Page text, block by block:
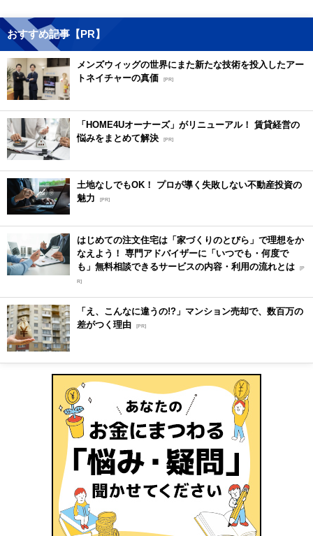
おすすめ記事【PR】
メンズウィッグの世界にまた新たな技術を投入したアー
トネイチャーの真価 [PR]
「HOME4Uオーナーズ」がリニューアル！ 賃貸経営の
悩みをまとめて解決 [PR]
土地なしでもOK！ プロが導く失敗しない不動産投資の
魅力
[PR]
はじめての注文住宅は「家づくりのとびら」で理想をか
なえよう！ 専門アドバイザーに「いつでも・何度で
も」無料相談できるサービスの内容・利用の流れとは [P
R]
「え、こんなに違うの!?」マンション売却で、数百万の
差がつく理由 [PR]